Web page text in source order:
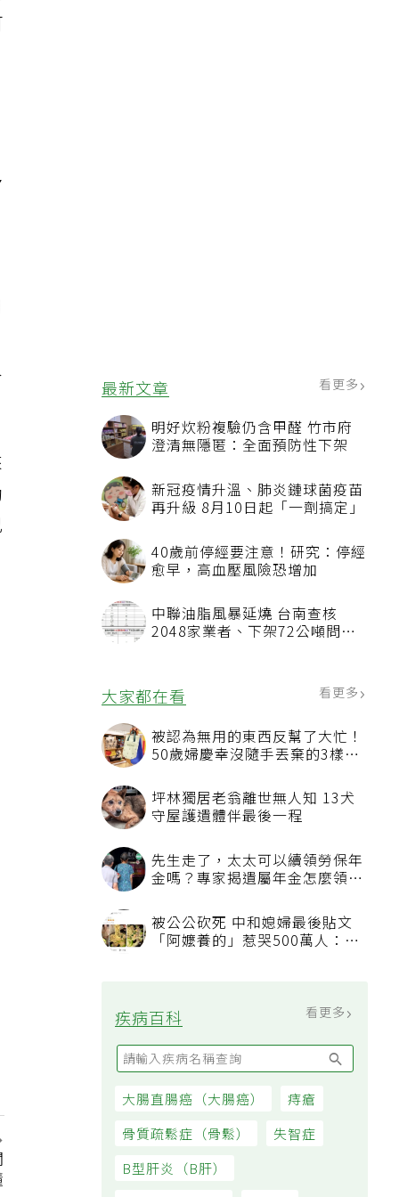
最新文章 看更多
明好炊粉複驗仍含甲醛 竹市府
澄清無隱匿：全面預防性下架
新冠疫情升溫、肺炎鏈球菌疫苗
再升級 8月10日起「一劑搞定」
40歲前停經要注意！研究：停經
愈早，高血壓風險恐增加
中聯油脂風暴延燒 台南查核
2048家業者、下架72公噸問題
大家都在看
被認為無用的東西反幫了大忙！
50歲婦慶幸沒隨手丟棄的3樣物
坪林獨居老翁離世無人知 13犬
守屋護遺體伴最後一程
先生走了，太太可以續領勞保年
被公公砍死 中和媳婦最後貼文
「阿嬤養的」惹哭500萬人：下
疾病百科